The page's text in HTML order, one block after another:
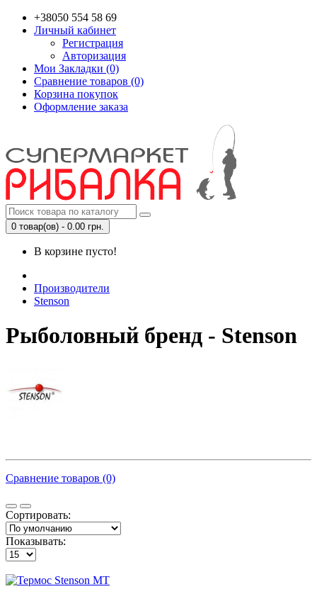
+38050 554 58 69
Личный кабинет
Регистрация
Авторизация
Мои Закладки (0)
Сравнение товаров (0)
Корзина покупок
Оформление заказа
0 товар(ов) - 0.00 грн.
В корзине пусто!
Производители
Stenson
Рыболовный бренд - Stenson
Сравнение товаров (0)
Сортировать:
Показывать: